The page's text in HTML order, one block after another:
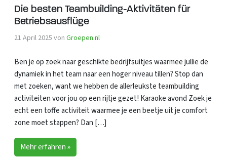
Die besten Teambuilding-Aktivitäten für
Betriebsausflüge
21 April 2025 von Groepen.nl
Ben je op zoek naar geschikte bedrijfsuitjes waarmee jullie de
dynamiek in het team naar een hoger niveau tillen? Stop dan
met zoeken, want we hebben de allerleukste teambuilding
activiteiten voor jou op een rijtje gezet! Karaoke avond Zoek je
echt een toffe activiteit waarmee je een beetje uit je comfort
zone moet stappen? Dan […]
Mehr erfahren »